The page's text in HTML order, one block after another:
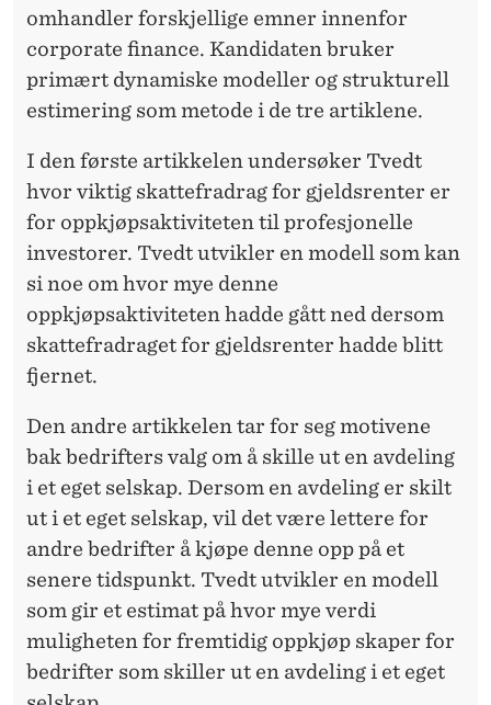
omhandler forskjellige emner innenfor
corporate finance. Kandidaten bruker
primært dynamiske modeller og strukturell
estimering som metode i de tre artiklene.
I den første artikkelen undersøker Tvedt
hvor viktig skattefradrag for gjeldsrenter er
for oppkjøpsaktiviteten til profesjonelle
investorer. Tvedt utvikler en modell som kan
si noe om hvor mye denne
oppkjøpsaktiviteten hadde gått ned dersom
skattefradraget for gjeldsrenter hadde blitt
fjernet.
Den andre artikkelen tar for seg motivene
bak bedrifters valg om å skille ut en avdeling
i et eget selskap. Dersom en avdeling er skilt
ut i et eget selskap, vil det være lettere for
andre bedrifter å kjøpe denne opp på et
senere tidspunkt. Tvedt utvikler en modell
som gir et estimat på hvor mye verdi
muligheten for fremtidig oppkjøp skaper for
bedrifter som skiller ut en avdeling i et eget